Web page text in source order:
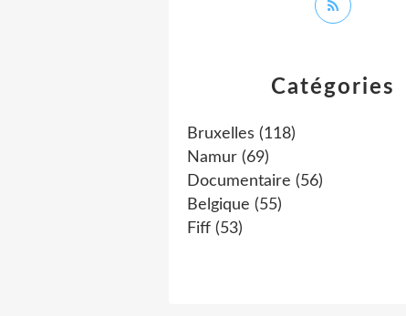
Catégories
Bruxelles (118)
Namur (69)
Documentaire (56)
Belgique (55)
Fiff (53)